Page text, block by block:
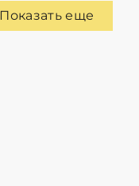
Показать еще